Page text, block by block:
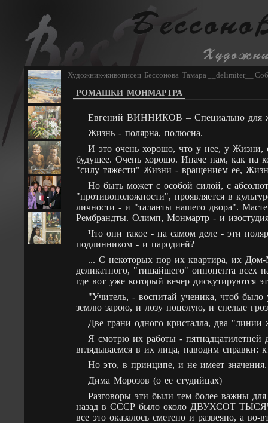
Художник-живописец Бессонова Тамара __delimiter__
РОМАШКИ МОНМАРТРА
Евгений ВИННИКОВ – Специально для
Жизнь - полярна, полюсна.
И это очень хорошо, что у нее, у Жизни,
будущее. Очень хорошо. Иначе нам, как на
"силу тяжести" Жизни - вращением ее,
Но быть может с особой силой, с
"противоположности", проявляется в
личности - и "таланты нашего двора".
Рембрандты. Олимп, Монмартр - и
Что они такое - на самом деле - эти
подлинником - и пародией?
... С некоторых пор их квартира, их
деликатного, "тишайшего" оппонента всех
где вот уже который вечер дискутируются
"Учитель, - воспитай ученика, чтоб
землю зарою, и лозу поцелую, и спелые
Две грани одного кристалла, два
Я смотрю их работы - пятнадцатилетней
вглядываемся в их лица, наводим справки:
Но это, в принципе, и не имеет значения.
Дима Морозов (о ее студийцах)
Разговоры эти были тем более важны для
назад в СССР было около ДВУХСОТ ТЫСЯЧ
все это оказалось сметено и развеяно, а